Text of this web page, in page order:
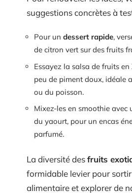
suggestions concrètes à
Pour un dessert rapide,
de citron vert sur des fruits
Essayez la salsa de fruits en
peu de piment doux, idéale
ou du poisson.
Mixez-les en smoothie avec
du yaourt, pour un encas
parfumé.
La diversité desfruits
formidable levier pour
alimentaire et explorer de